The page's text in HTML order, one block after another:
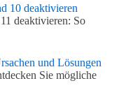
10 deaktivieren
deaktivieren: So
und Lösungen
Sie mögliche